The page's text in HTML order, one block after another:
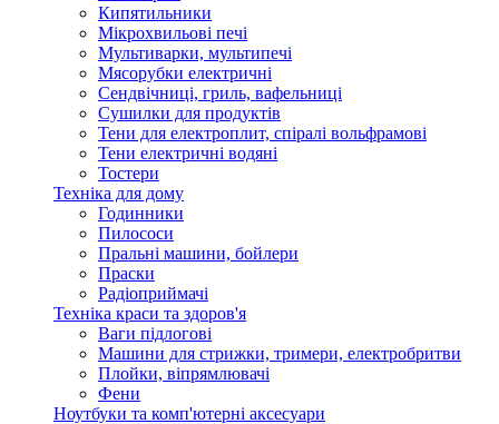
Кипятильники
Мікрохвильові печі
Мультиварки, мультипечі
Мясорубки електричні
Сендвічниці, гриль, вафельниці
Сушилки для продуктів
Тени для електроплит, спіралі вольфрамові
Тени електричні водяні
Тостери
Техніка для дому
Годинники
Пилососи
Пральні машини, бойлери
Праски
Радіоприймачі
Техніка краси та здоров'я
Ваги підлогові
Машини для стрижки, тримери, електробритви
Плойки, віпрямлювачі
Фени
Ноутбуки та комп'ютерні аксесуари